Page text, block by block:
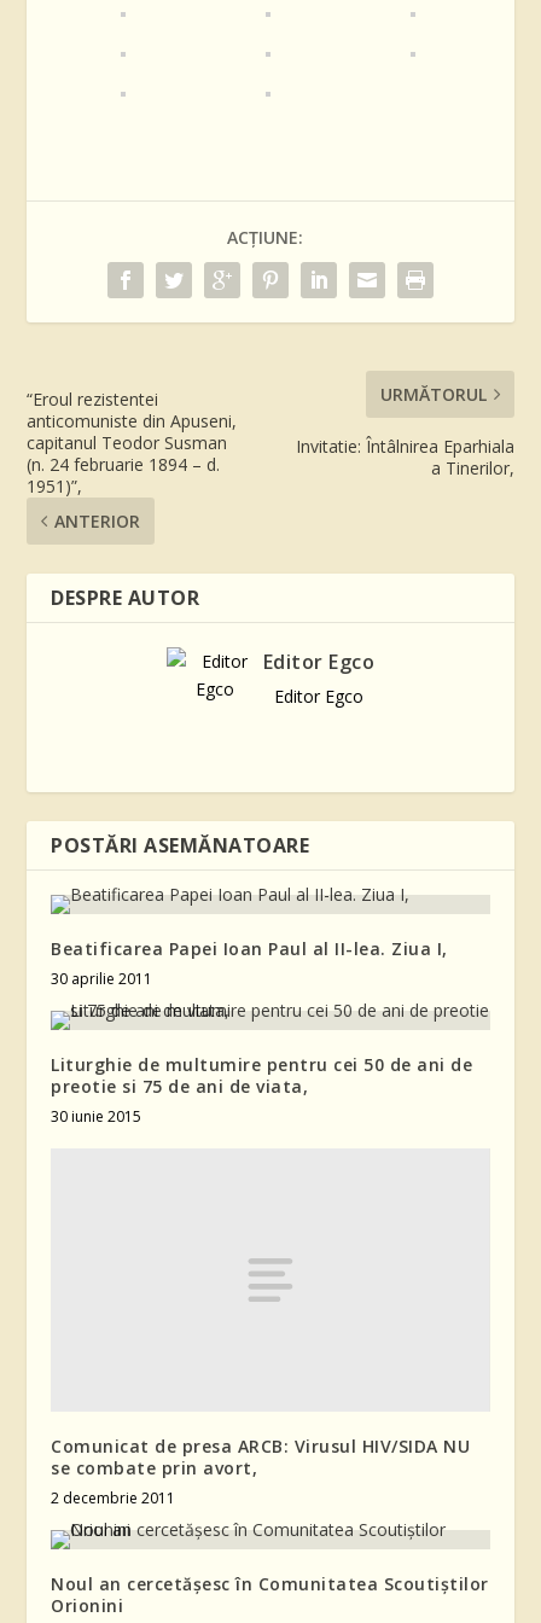
ACȚIUNE:
“Eroul rezistentei
anticomuniste din Apuseni,
capitanul Teodor Susman
(n. 24 februarie 1894 – d.
1951)”,
ANTERIOR
URMĂTORUL
Invitatie: Întâlnirea Eparhiala
a Tinerilor,
DESPRE AUTOR
Editor Egco
Editor Egco
POSTĂRI ASEMĂNATOARE
Beatificarea Papei Ioan Paul al II-lea. Ziua I,
30 aprilie 2011
Liturghie de multumire pentru cei 50 de ani de
preotie si 75 de ani de viata,
30 iunie 2015
Comunicat de presa ARCB: Virusul HIV/SIDA NU
se combate prin avort,
2 decembrie 2011
Noul an cercetășesc în Comunitatea Scoutiștilor
Orionini